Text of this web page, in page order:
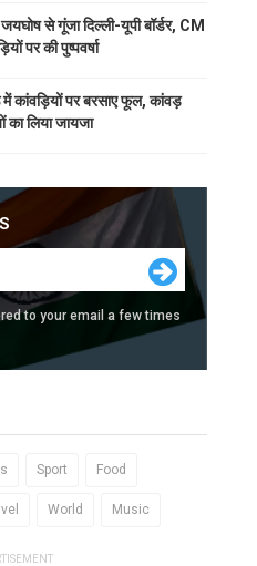
से गूंजा दिल्ली-यूपी बॉर्डर, CM
पर की पुष्पवर्षा
में कांवड़ियों पर बरसाए फूल, कांवड़
का लिया जायजा
to your email a few times
Sport Food
World Music